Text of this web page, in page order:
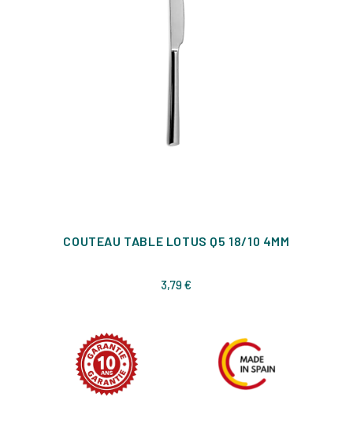
COUTEAU TABLE LOTUS Q5 18/10 4MM
3,79 €